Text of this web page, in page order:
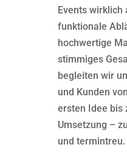
Events wirklich
funktionale
hochwertige
stimmiges
begleiten wir
und Kunden
ersten Idee bis
Umsetzung –
und termintreu.